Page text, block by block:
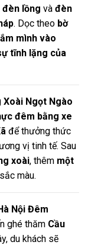
lồng và đèn
. Dọc theo bờ
mình vào
tĩnh lặng của
Xoài Ngọt Ngào
đêm bằng xe
để thưởng thức
vị tinh tế. Sau
xoài, thêm một
màu.
Nội Đêm
ghé thăm Cầu
du khách sẽ